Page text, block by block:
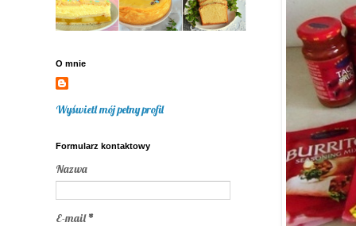
O mnie
Wyświetl mój pełny profil
Formularz kontaktowy
Nazwa
E-mail*